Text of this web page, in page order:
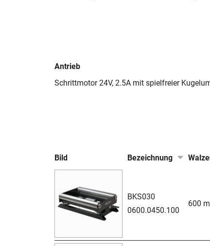
Antrieb
Schrittmotor 24V, 2.5A mit spielfreier
Bild Bezeichnung
BKS030
0600.0450.100
600